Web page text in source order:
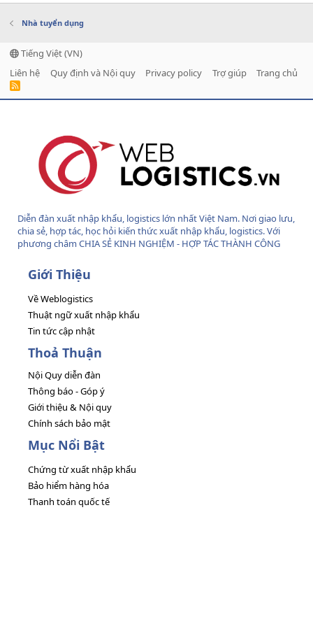
Nhà tuyển dụng
Tiếng Việt (VN)
Liên hệ
Quy định và Nội quy Privacy policy Trợ giúp Trang chủ
R
Diễn đàn xuất nhập khẩu, logistics lớn nhất Việt Nam. Nơi giao lưu,
chia sẻ, hợp tác, học hỏi kiến thức xuất nhập khẩu, logistics. Với
phương châm CHIA SẺ KINH NGHIỆM - HỢP TÁC THÀNH CÔNG
Giới Thiệu
Về Weblogistics
Thuật ngữ xuất nhập khẩu
Tin tức cập nhật
Thoả Thuận
Nội Quy diễn đàn
Thông báo - Góp ý
Giới thiệu & Nội quy
Chính sách bảo mật
Mục Nổi Bật
Chứng từ xuất nhập khẩu
Bảo hiểm hàng hóa
Thanh toán quốc tế